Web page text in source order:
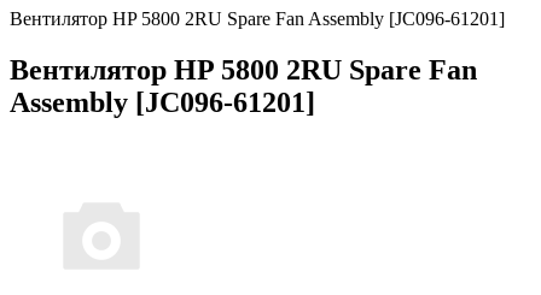
Вентилятор HP 5800 2RU Spare Fan Assembly [JC096-61201]
Вентилятор HP 5800 2RU Spare Fan
Assembly [JC096-61201]